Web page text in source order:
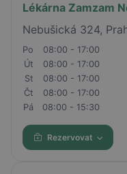
Lékárna Zamzam
Nebušická 324,
Po
08:00 - 17:00
Út
08:00 - 17:00
St
08:00 - 17:00
Čt
08:00 - 17:00
Pá
08:00 - 15:30
Rezervovat